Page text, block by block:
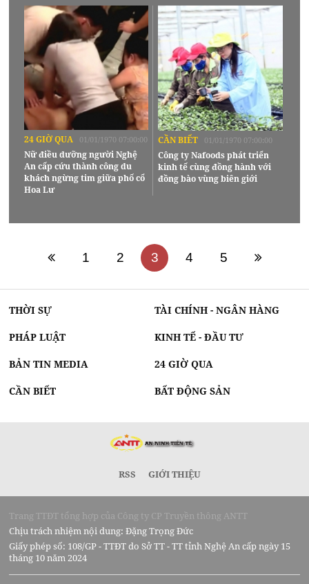
24 GIỜ QUA 01/01/1970 07:00:00
Nữ điều dưỡng người Nghệ
An cấp cứu thành công du
khách ngừng tim giữa phố cổ
Hoa Lư
CẦN BIẾT 01/01/1970 07:00:00
Công ty Nafoods phát triển
kinh tế cùng đồng hành với
đồng bào vùng biên giới
1 2 3 4 5
THỜI SỰ TÀI CHÍNH - NGÂN HÀNG
PHÁP LUẬT KINH TẾ - ĐẦU TƯ
BẢN TIN MEDIA 24 GIỜ QUA
CẦN BIẾT BẤT ĐỘNG SẢN
RSS GIỚI THIỆU
Trang TTĐT tổng hợp của Công ty CP Truyền thông ANTT
Chịu trách nhiệm nội dung: Đặng Trọng Đức
Giấy phép số: 108/GP - TTĐT do Sở TT - TT tỉnh Nghệ An cấp ngày 15
tháng 10 năm 2024